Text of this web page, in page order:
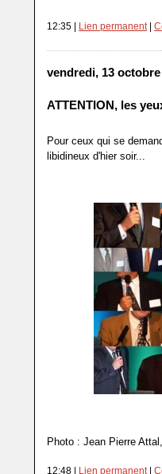
12:35 | Lien permanent|
vendredi, 13 octobre
ATTENTION, les
Pour ceux qui se
libidineux d'hier soir...
Photo : Jean Pierre
12:48 | Lien permanent |